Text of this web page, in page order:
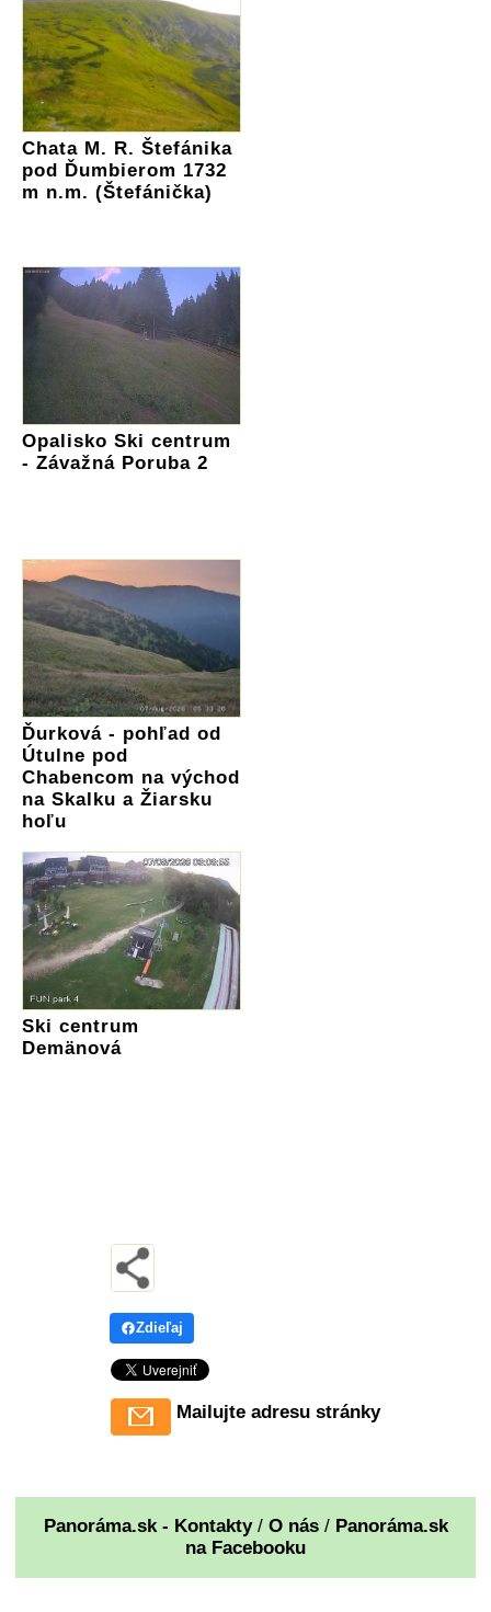
Chata M. R. Štefánika
pod Ďumbierom 1732
m n.m. (Štefánička)
Opalisko Ski centrum
- Závažná Poruba 2
Ďurková - pohľad od
Útulne pod
Chabencom na východ
na Skalku a Žiarsku
hoľu
Ski centrum
Demänová
Zdieľaj
Mailujte adresu stránky
Panoráma.sk - Kontakty/ O nás/ Panoráma.sk
na Facebooku